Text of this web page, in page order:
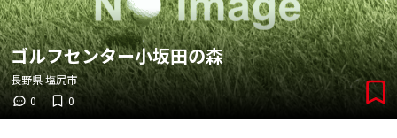
ゴルフセンター小坂田の森
長野県塩尻市
0
0